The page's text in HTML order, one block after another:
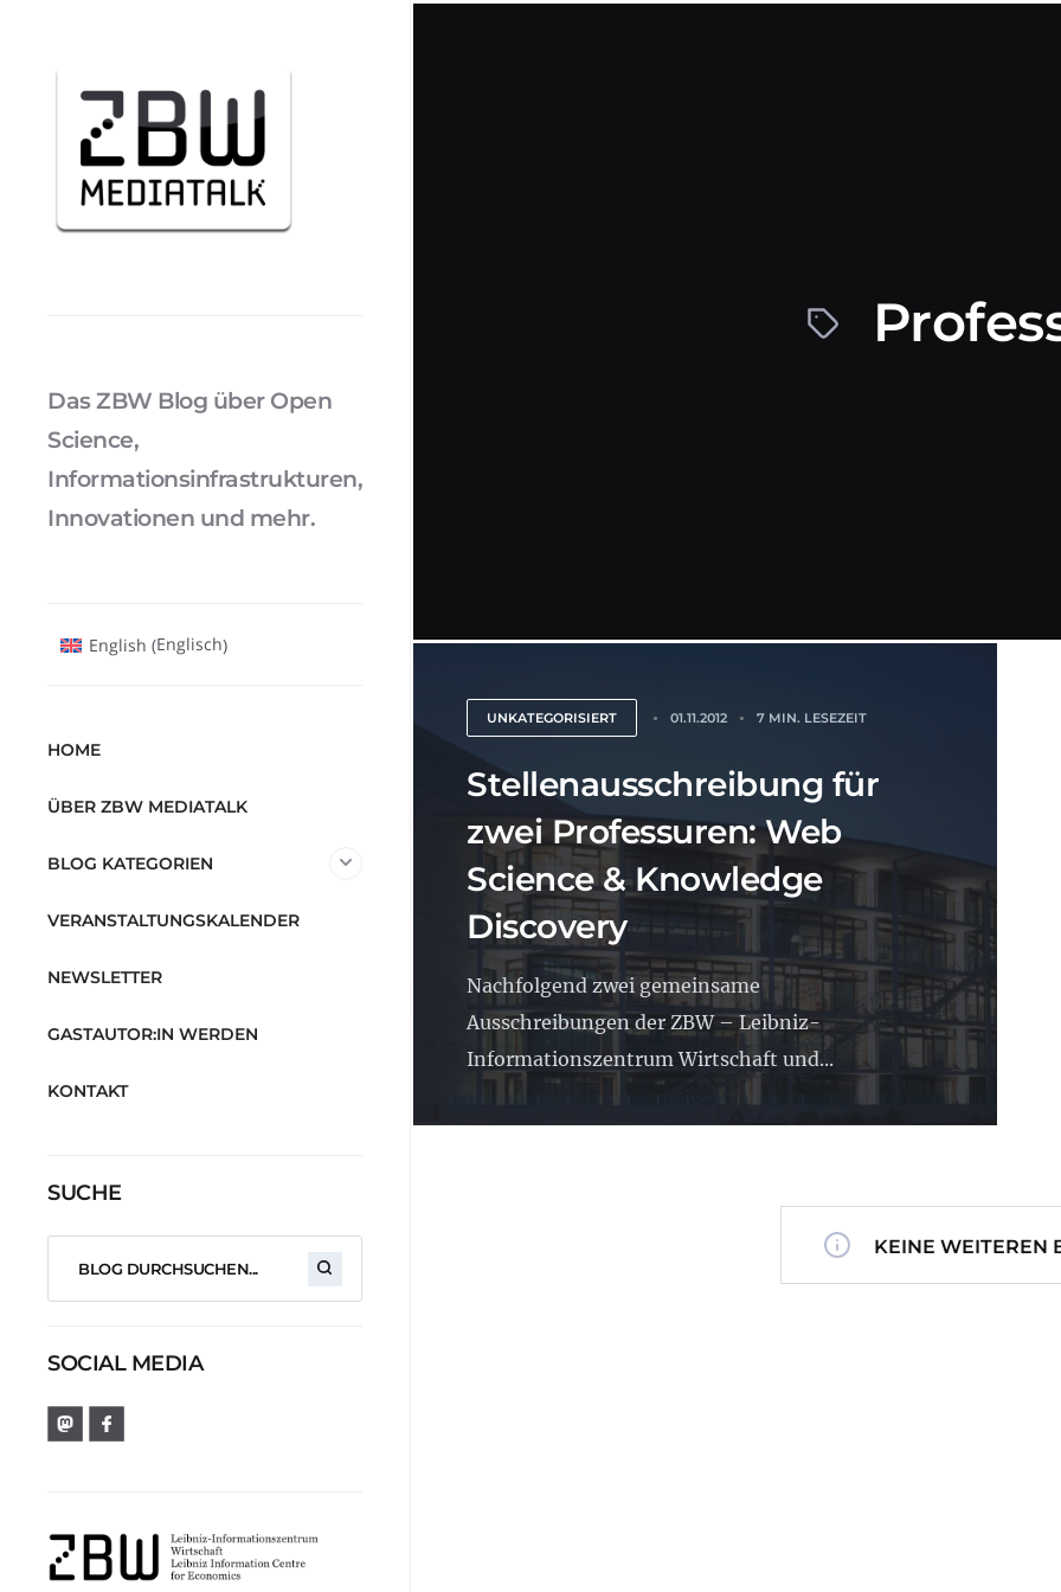
UNKATEGORISIERT 01.11.2012 7 MIN. LESEZEIT
Stellenausschreibung für
zwei Professuren: Web
Science & Knowledge
Discovery
Nachfolgend zwei gemeinsame
Ausschreibungen der ZBW – Leibniz-
Informationszentrum Wirtschaft und...
KEINE WEITEREN
Das ZBW Blog über Open
Science,
Informationsinfrastrukturen,
Innovationen und mehr.
English (Englisch)
HOME
ÜBER ZBW MEDIATALK
BLOG KATEGORIEN
VERANSTALTUNGSKALENDER
NEWSLETTER
GASTAUTOR:IN WERDEN
KONTAKT
SUCHE
SOCIAL MEDIA